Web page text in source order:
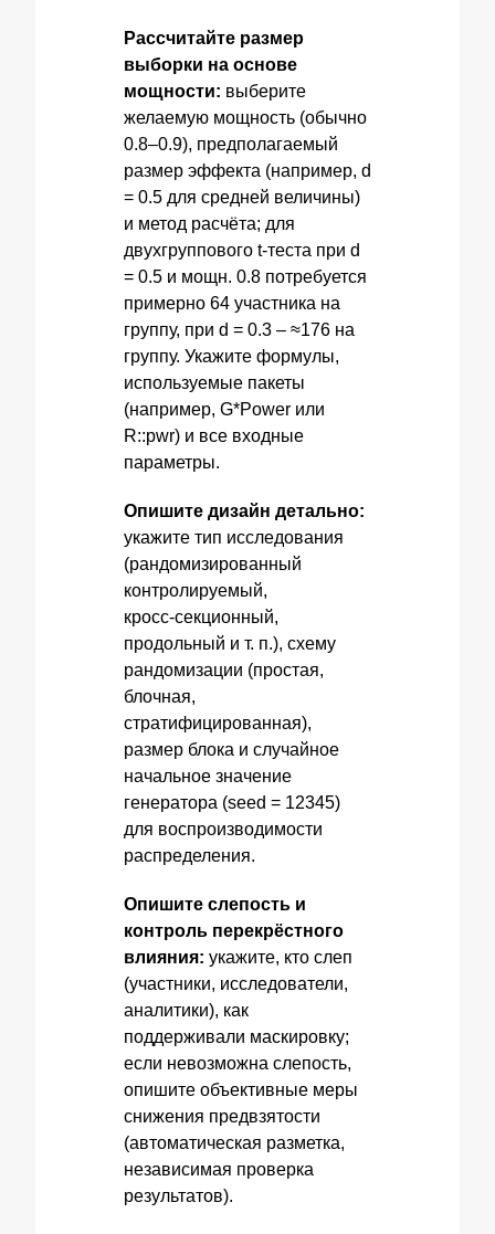
Рассчитайте размер
выборки на основе
мощности: выберите
желаемую мощность (обычно
0.8–0.9), предполагаемый
размер эффекта (например, d
= 0.5 для средней величины)
и метод расчёта; для
двухгруппового t‑теста при d
= 0.5 и мощн. 0.8 потребуется
примерно 64 участника на
группу, при d = 0.3 – ≈176 на
группу. Укажите формулы,
используемые пакеты
(например, G*Power или
R::pwr) и все входные
параметры.
Опишите дизайн детально:
укажите тип исследования
(рандомизированный
контролируемый,
кросс‑секционный,
продольный и т. п.), схему
рандомизации (простая,
блочная,
стратифицированная),
размер блока и случайное
начальное значение
генератора (seed = 12345)
для воспроизводимости
распределения.
Опишите слепость и
контроль перекрёстного
влияния: укажите, кто слеп
(участники, исследователи,
аналитики), как
поддерживали маскировку;
если невозможна слепость,
опишите объективные меры
снижения предвзятости
(автоматическая разметка,
независимая проверка
результатов).